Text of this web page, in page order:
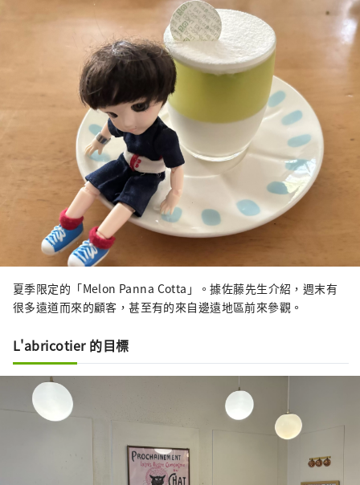
夏季限定的「Melon Panna Cotta」。據佐藤先生介紹，週末有
很多遠道而來的顧客，甚至有的來自邊遠地區前來參觀。
L'abricotier 的目標